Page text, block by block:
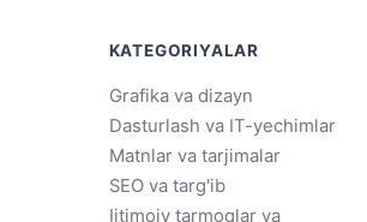
KATEGORIYALAR
Grafika va dizayn
Dasturlash va IT-yechimlar
Matnlar va tarjimalar
SEO va targ'ib
Ijtimoiy tarmoqlar va